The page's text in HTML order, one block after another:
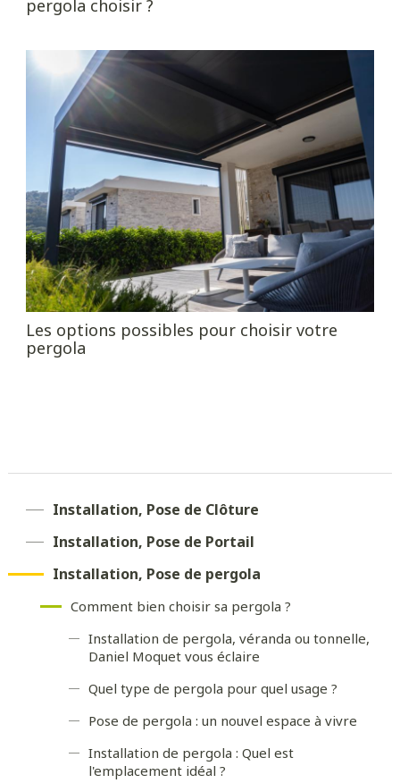
pergola choisir ?
Les options possibles pour choisir votre
pergola
Installation, Pose de Clôture
Installation, Pose de Portail
Installation, Pose de pergola
Comment bien choisir sa pergola ?
Installation de pergola, véranda ou tonnelle,
Daniel Moquet vous éclaire
Quel type de pergola pour quel usage ?
Pose de pergola : un nouvel espace à vivre
Installation de pergola : Quel est
l'emplacement idéal ?